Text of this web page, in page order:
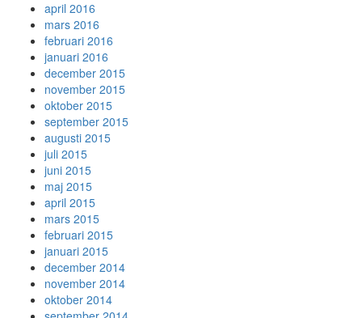
april 2016
mars 2016
februari 2016
januari 2016
december 2015
november 2015
oktober 2015
september 2015
augusti 2015
juli 2015
juni 2015
maj 2015
april 2015
mars 2015
februari 2015
januari 2015
december 2014
november 2014
oktober 2014